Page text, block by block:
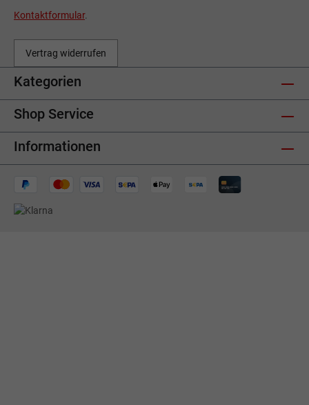
Kontaktformular.
Vertrag widerrufen
Kategorien
Shop Service
Informationen